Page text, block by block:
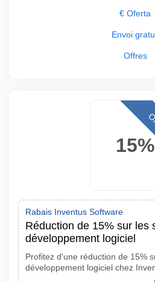
€ Oferta
Envoi
Offres
15%
Rabais Inventus Software
Réduction de 15% sur les
développement logiciel
Profitez d'une réduction de 15%
développement logiciel chez